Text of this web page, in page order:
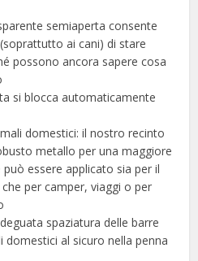
semiaperta consente
ai cani) di stare
possono ancora sapere cosa
si blocca automaticamente
domestici: il nostro recinto
metallo per una maggiore
essere applicato sia per il
per camper, viaggi o per
spaziatura delle barre
al sicuro nella penna